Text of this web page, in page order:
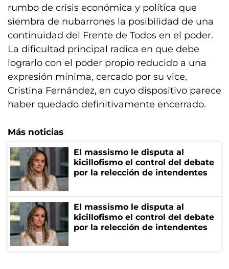
rumbo de crisis económica y política que
siembra de nubarrones la posibilidad de una
continuidad del Frente de Todos en el poder.
La dificultad principal radica en que debe
lograrlo con el poder propio reducido a una
expresión mínima, cercado por su vice,
Cristina Fernández, en cuyo dispositivo parece
haber quedado definitivamente encerrado.
Más noticias
El massismo le disputa al
kicillofismo el control del debate
por la relección de intendentes
El massismo le disputa al
kicillofismo el control del debate
por la relección de intendentes